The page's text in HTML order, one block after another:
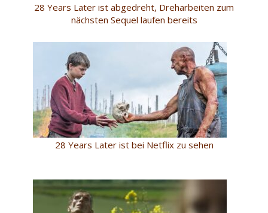
28 Years Later ist abgedreht, Dreharbeiten zum
nächsten Sequel laufen bereits
28 Years Later ist bei Netflix zu sehen